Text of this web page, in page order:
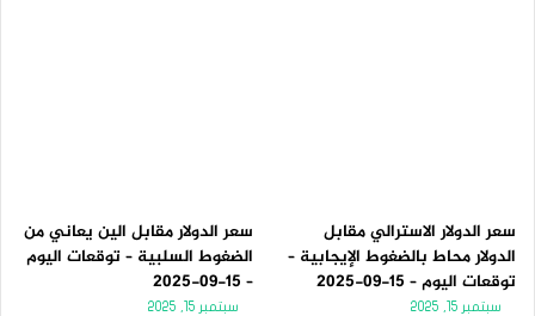
سعر الدولار الاسترالي مقابل
الدولار محاط بالضغوط الإيجابية –
توقعات اليوم – 15-09-2025
سبتمبر 15, 2025
سعر الدولار مقابل الين يعاني من
الضغوط السلبية – توقعات اليوم
– 15-09-2025
سبتمبر 15, 2025